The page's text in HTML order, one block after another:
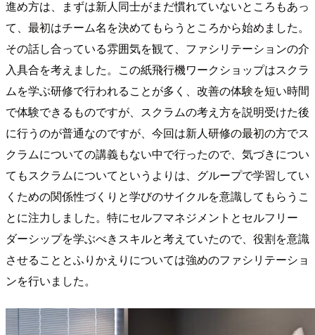
進め方は、まずは新人同士がまだ慣れていないところもあっ
て、最初はチーム名を決めてもらうところから始めました。
その話し合っている雰囲気を観て、ファシリテーションの介
入具合を考えました。この紙飛行機ワークショップはスクラ
ムを学ぶ研修で行われることが多く、改善の体験を短い時間
で体験できるものですが、スクラムの考え方を説明受けた後
に行うのが普通なのですが、今回は新人研修の最初の方でス
クラムについての講義もない中で行ったので、気づきについ
てもスクラムについてというよりは、グループで学習してい
くための関係性づくりと学びのサイクルを意識してもらうこ
とに注力しました。特にセルフマネジメントとセルフリー
ダーシップを学ぶべきスキルと考えていたので、役割を意識
させることとふりかえりについては強めのファシリテーショ
ンを行いました。